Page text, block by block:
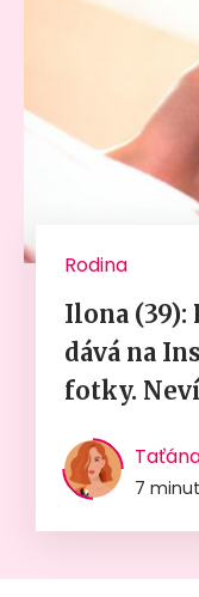
Rodina
Ilona (39):
dává na
fotky.
7